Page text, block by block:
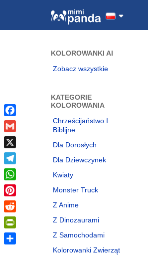
KOLOROWANKI AI
Zobacz wszystkie
KATEGORIE
KOLOROWANIA
Chrześcijaństwo I
Biblijne
Dla Dorosłych
Dla Dziewczynek
Kwiaty
Monster Truck
Z Anime
Z Dinozaurami
Z Samochodami
Kolorowanki Zwierząt
Facebook
Gmail
X
Telegram
WhatsApp
Pinterest
Reddit
PrintFriendly